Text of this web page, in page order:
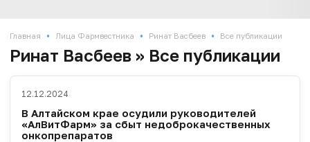
Главная • Лица Фармвестника • Ринат Васбеев • Все публикации
Ринат Васбеев » Все публикации
12.12.2024
В Алтайском крае осудили руководителей
«АлВитФарм» за сбыт недоброкачественных
онкопрепаратов